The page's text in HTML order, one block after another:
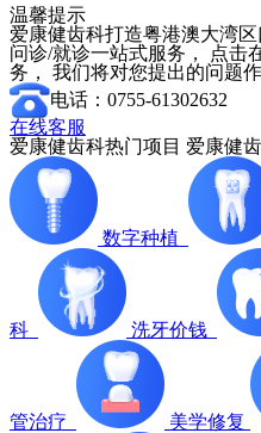
温馨提示
爱康健齿科打造粤港澳大湾
问诊/就诊一站式服务， 点击
务， 我们将对您提出的问题
电话：0755-61302632
在线客服
爱康健齿科热门项目 爱康健
数字种植
科 洗牙价钱
管治疗 美学修复